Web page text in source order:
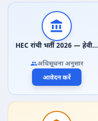
HEC रांची भर्ती 2026 — हेवी…
अधिसूचना अनुसार
आवेदन करें